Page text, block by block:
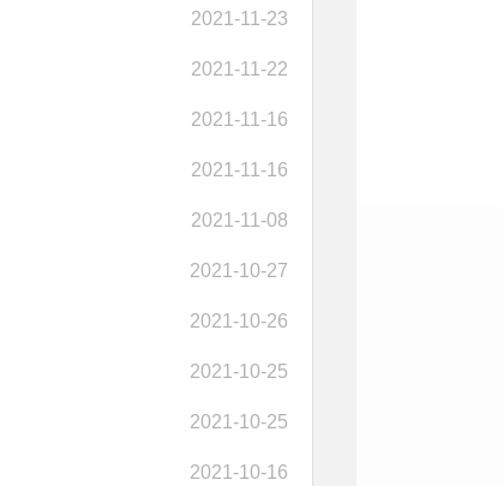
2021-11-23
2021-11-22
2021-11-16
2021-11-16
2021-11-08
2021-10-27
2021-10-26
2021-10-25
2021-10-25
2021-10-16